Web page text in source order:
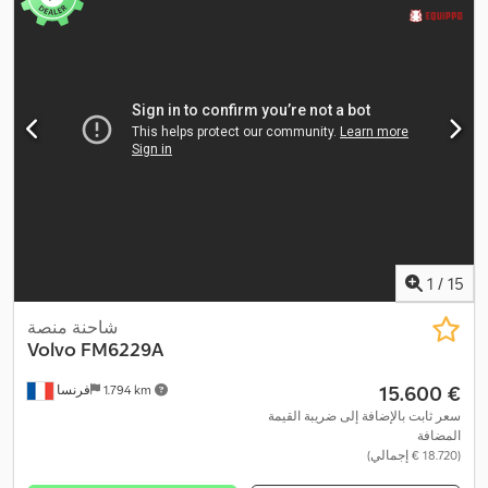
مم, طول مساحة التحميل: 2.510 مم
الفرامل المانعة للانغلاق (ABS),
1 / 15
فرنسا 1.794 km
شاحنة منصة
Volvo FM6229A
‏15.600 €
سعر ثابت بالإضافة إلى ضريبة القيمة
المضافة
(‏18.720 € إجمالي)